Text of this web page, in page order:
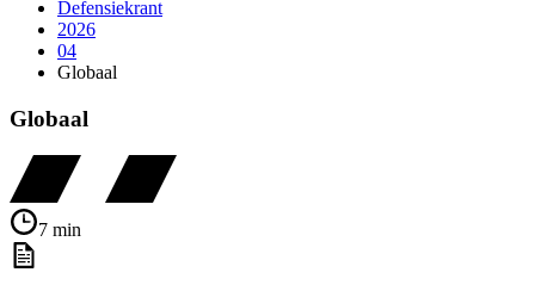
Defensiekrant
2026
04
Globaal
Globaal
7 min